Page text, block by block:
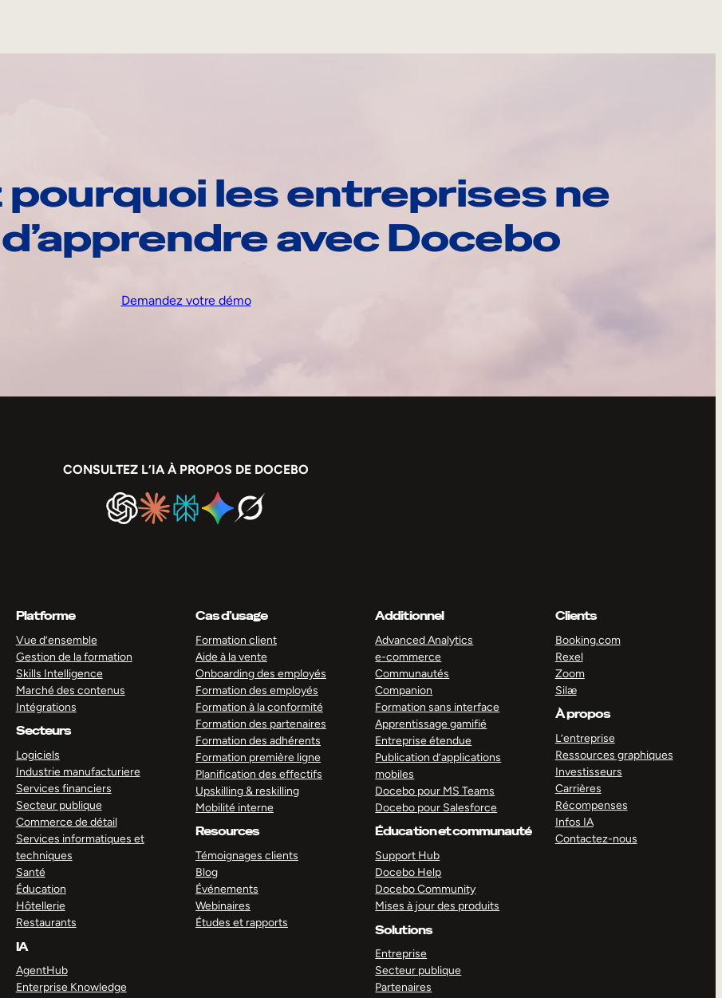
les entreprises ne
avec Docebo
Demandez votre démo
CONSULTEZ L’IA À PROPOS DE DOCEBO
Platforme
Vue d’ensemble
Gestion de la formation
Skills Intelligence
Marché des contenus
Intégrations
Secteurs
Logiciels
Industrie manufacturiere
Services financiers
Secteur publique
Commerce de détail
Services informatiques et
techniques
Santé
Éducation
Hôtellerie
Restaurants
IA
AgentHub
Enterprise Knowledge
Cas d’usage
Formation client
Aide à la vente
Onboarding des employés
Formation des employés
Formation à la conformité
Formation des partenaires
Formation des adhérents
Formation première ligne
Planification des effectifs
Upskilling & reskilling
Mobilité interne
Resources
Témoignages clients
Blog
Événements
Webinaires
Études et rapports
Additionnel
Advanced Analytics
e-commerce
Communautés
Companion
Formation sans interface
Apprentissage gamifié
Entreprise étendue
Publication d’applications
mobiles
Docebo pour MS Teams
Docebo pour Salesforce
Éducation et communauté
Support Hub
Docebo Help
Docebo Community
Mises à jour des produits
Solutions
Entreprise
Secteur publique
Partenaires
Clients
Booking.com
Rexel
Zoom
Silæ
À propos
L’entreprise
Ressources graphiques
Investisseurs
Carrières
Récompenses
Infos IA
Contactez-nous